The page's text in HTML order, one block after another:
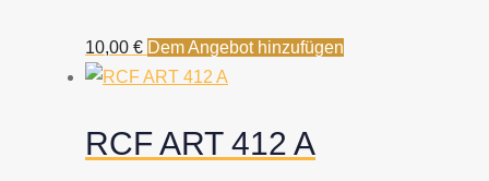
10,00 € Dem Angebot hinzufügen
RCF ART 412 A